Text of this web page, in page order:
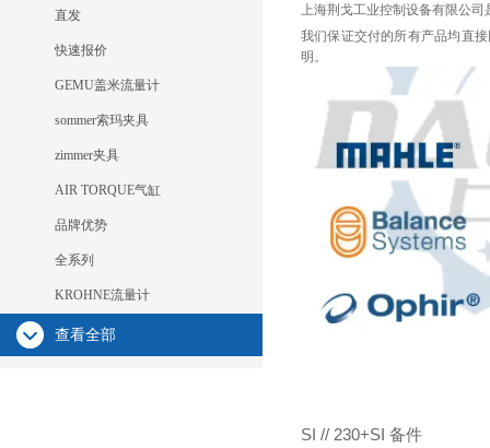
直发
快速报价
GEMU盖米流量计
sommer索玛夹具
zimmer夹具
AIR TORQUE气缸
品牌优势
全系列
KROHNE流量计
查看全部
上海荆戈工业控制设备有限公
我们保证交付的所有产品均直
明。
SI // 230+SI 备件